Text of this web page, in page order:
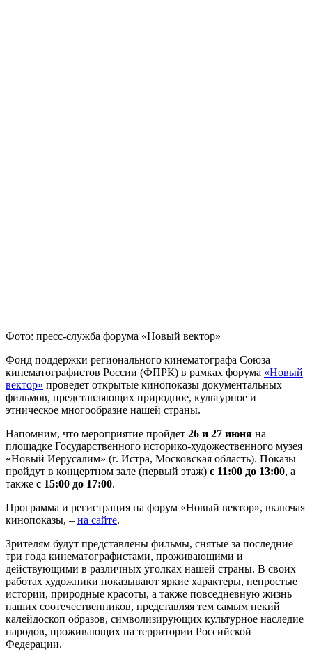
Фото: пресс-служба форума «Новый вектор»
Фонд поддержки регионального кинематографа Союза
кинематографистов России (ФПРК) в рамках форума «Новый
вектор» проведет открытые кинопоказы документальных
фильмов, представляющих природное, культурное и
этническое многообразие нашей страны.
Напомним, что мероприятие пройдет 26 и 27 июня на
площадке Государственного историко-художественного музея
«Новый Иерусалим» (г. Истра, Московская область). Показы
пройдут в концертном зале (первый этаж) с 11:00 до 13:00, а
также с 15:00 до 17:00.
Программа и регистрация на форум «Новый вектор», включая
кинопоказы, – на сайте.
Зрителям будут представлены фильмы, снятые за последние
три года кинематографистами, проживающими и
действующими в различных уголках нашей страны. В своих
работах художники показывают яркие характеры, непростые
истории, природные красоты, а также повседневную жизнь
наших соотечественников, представляя тем самым некий
калейдоскоп образов, символизирующих культурное наследие
народов, проживающих на территории Российской
Федерации.